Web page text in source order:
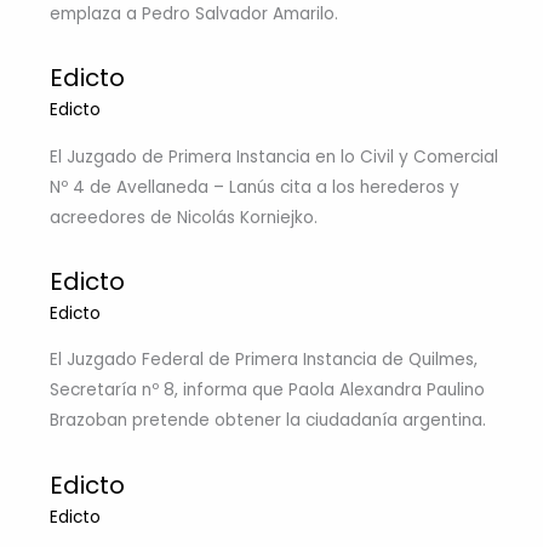
emplaza a Pedro Salvador Amarilo.
Edicto
Edicto
El Juzgado de Primera Instancia en lo Civil y Comercial
Nº 4 de Avellaneda – Lanús cita a los herederos y
acreedores de Nicolás Korniejko.
Edicto
Edicto
El Juzgado Federal de Primera Instancia de Quilmes,
Secretaría nº 8, informa que Paola Alexandra Paulino
Brazoban pretende obtener la ciudadanía argentina.
Edicto
Edicto